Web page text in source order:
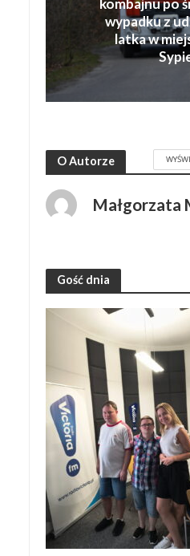
kombajnu po
wypadku z
latka w
O Autorze
Małgorzata
Gość dnia